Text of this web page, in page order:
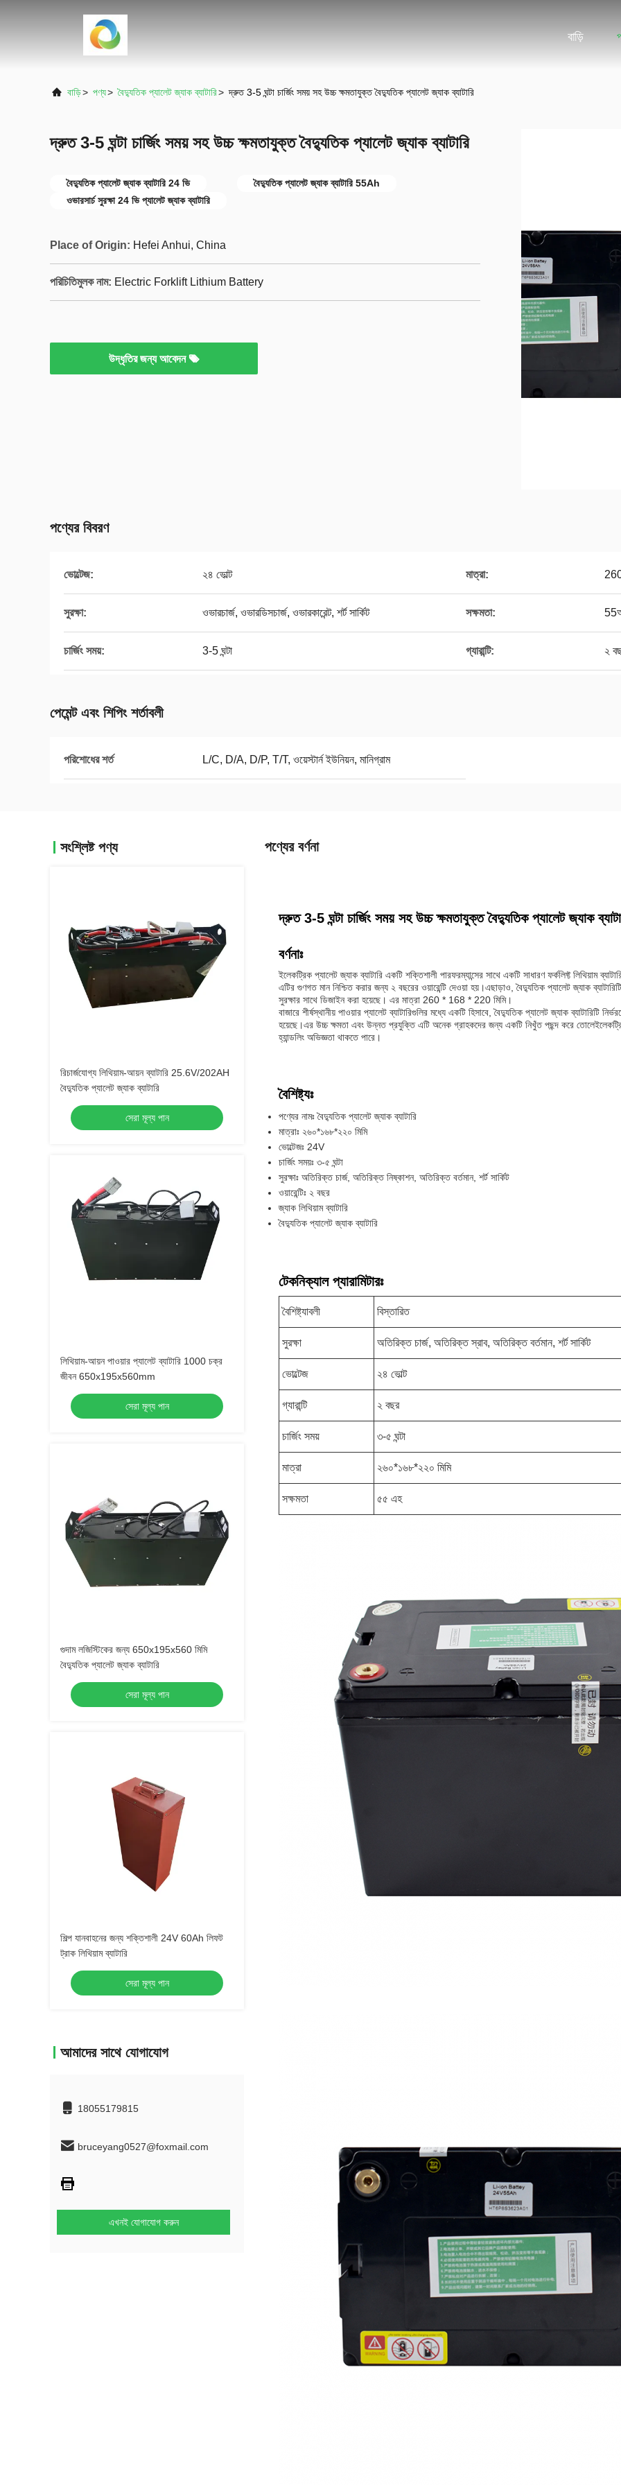
বাড়ি
বাড়ি> পণ্য> বৈদ্যুতিক প্যালেট জ্যাক ব্যাটারি> দ্রুত 3-5 ঘন্টা চার্জিং সময় সহ উচ্চ ক্ষমতাযুক্ত বৈদ্যুতিক প্যালেট জ্যাক ব্যাটারি
দ্রুত 3-5 ঘন্টা চার্জিং সময় সহ উচ্চ ক্ষমতাযুক্ত বৈদ্যুতিক প্যালেট জ্যাক ব্যাটারি
বৈদ্যুতিক প্যালেট জ্যাক ব্যাটারি 24 ভি
বৈদ্যুতিক প্যালেট জ্যাক ব্যাটারি 55Ah
ওভারসার্চ সুরক্ষা 24 ভি প্যালেট জ্যাক ব্যাটারি
Place of Origin: Hefei Anhui, China
পরিচিতিমুলক নাম: Electric Forklift Lithium Battery
উদ্ধৃতির জন্য আবেদন
পণ্যের বিবরণ
ভোল্টেজ: ২৪ ভোল্ট মাত্রা:
সুরক্ষা: ওভারচার্জ, ওভারডিসচার্জ, ওভারকারেন্ট, শর্ট সার্কিট সক্ষমতা:
চার্জিং সময়: 3-5 ঘন্টা গ্যারান্টি: ২
পেমেন্ট এবং শিপিং শর্তাবলী
পরিশোধের শর্ত L/C, D/A, D/P, T/T, ওয়েস্টার্ন ইউনিয়ন, মানিগ্রাম
সংশ্লিষ্ট পণ্য
রিচার্জযোগ্য লিথিয়াম-আয়ন ব্যাটারি 25.6V/202AH
বৈদ্যুতিক প্যালেট জ্যাক ব্যাটারি
সেরা মূল্য পান
লিথিয়াম-আয়ন পাওয়ার প্যালেট ব্যাটারি 1000 চক্র
জীবন 650x195x560mm
সেরা মূল্য পান
গুদাম লজিস্টিকের জন্য 650x195x560 মিমি
বৈদ্যুতিক প্যালেট জ্যাক ব্যাটারি
সেরা মূল্য পান
শিল্প যানবাহনের জন্য শক্তিশালী 24V 60Ah লিফট
ট্রাক লিথিয়াম ব্যাটারি
সেরা মূল্য পান
আমাদের সাথে যোগাযোগ
18055179815
bruceyang0527@foxmail.com
এখনই যোগাযোগ করুন
পণ্যের বর্ণনা
দ্রুত 3-5 ঘন্টা চার্জিং সময় সহ উচ্চ ক্ষমতাযুক্ত বৈদ্যুতিক প্যালেট জ্যাক
বর্ণনাঃ
ইলেকট্রিক প্যালেট জ্যাক ব্যাটারি একটি শক্তিশালী পারফরম্যান্সের সাথে একটি সাধারণ ফর্কলিফ্ট লিথিয়াম
এটির গুণগত মান নিশ্চিত করার জন্য ২ বছরের ওয়ারেন্টি দেওয়া হয়।এছাড়াও, বৈদ্যুতিক প্যালেট জ্যাক
সুরক্ষার সাথে ডিজাইন করা হয়েছে। এর মাত্রা 260 * 168 * 220 মিমি।
বাজারে শীর্ষস্থানীয় পাওয়ার প্যালেট ব্যাটারিগুলির মধ্যে একটি হিসাবে, বৈদ্যুতিক প্যালেট জ্যাক ব্যাটারিটি
হয়েছে।এর উচ্চ ক্ষমতা এবং উন্নত প্রযুক্তি এটি অনেক গ্রাহকদের জন্য একটি নিখুঁত পছন্দ করে
হ্যান্ডলিং অভিজ্ঞতা থাকতে পারে।
বৈশিষ্ট্যঃ
পণ্যের নামঃ বৈদ্যুতিক প্যালেট জ্যাক ব্যাটারি
মাত্রাঃ ২৬০*১৬৮*২২০ মিমি
ভোল্টেজঃ 24V
চার্জিং সময়ঃ ৩-৫ ঘন্টা
সুরক্ষাঃ অতিরিক্ত চার্জ, অতিরিক্ত নিষ্কাশন, অতিরিক্ত বর্তমান, শর্ট সার্কিট
ওয়ারেন্টিঃ ২ বছর
জ্যাক লিথিয়াম ব্যাটারি
বৈদ্যুতিক প্যালেট জ্যাক ব্যাটারি
টেকনিক্যাল প্যারামিটারঃ
বৈশিষ্ট্যাবলী বিস্তারিত
সুরক্ষা অতিরিক্ত চার্জ, অতিরিক্ত স্রাব, অতিরিক্ত বর্তমান, শর্ট সার্কিট
ভোল্টেজ ২৪ ভোল্ট
গ্যারান্টি ২ বছর
চার্জিং সময় ৩-৫ ঘন্টা
মাত্রা ২৬০*১৬৮*২২০ মিমি
সক্ষমতা ৫৫ এহ